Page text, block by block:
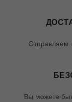
Отправляем
Вы можете